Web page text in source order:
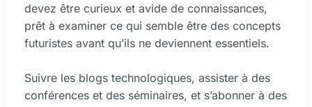
devez être curieux et avide de connaissances,
prêt à examiner ce qui semble être des concepts
futuristes avant qu’ils ne deviennent essentiels.
Suivre les blogs technologiques, assister à des
conférences et des séminaires, et s’abonner à des